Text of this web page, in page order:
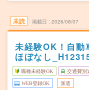
未読 掲載日 2026/08/07
未経験OK！自動
ほぼなし
職種未経験OK 交通費別
WEB登録OK 派遣